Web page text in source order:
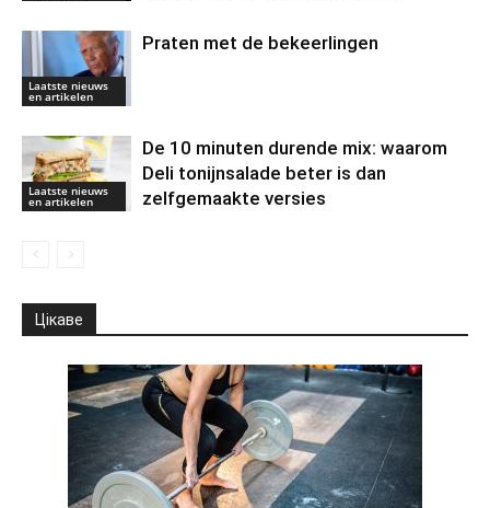
Laatste nieuws
en artikelen
Praten met de bekeerlingen
Laatste nieuws
en artikelen
De 10 minuten durende mix: waarom
Deli tonijnsalade beter is dan
zelfgemaakte versies
Цікаве